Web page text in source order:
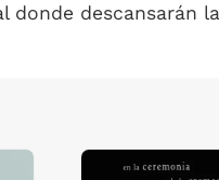
descansarán